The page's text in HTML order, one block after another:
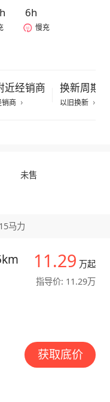
6h
慢充
近经销商
销商
换新周期快
以旧换新
未售
马力
11.29 万起
指导价: 11.29万
获取底价